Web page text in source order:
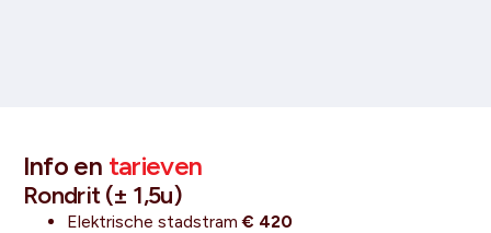
Info en tarieven
Rondrit (± 1,5u)
Elektrische stadstram€ 420